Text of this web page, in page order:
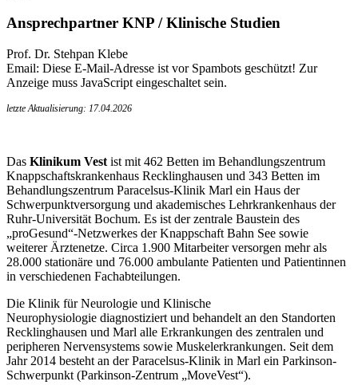
Ansprechpartner KNP / Klinische Studien
Prof. Dr. Stehpan Klebe
Email: Diese E-Mail-Adresse ist vor Spambots geschützt! Zur
Anzeige muss JavaScript eingeschaltet sein.
letzte Aktualisierung: 17.04.2026
Das Klinikum Vest ist mit 462 Betten im Behandlungszentrum
Knappschaftskrankenhaus Recklinghausen und 343 Betten im
Behandlungszentrum Paracelsus-Klinik Marl ein Haus der
Schwerpunktversorgung und akademisches Lehrkrankenhaus der
Ruhr-Universität Bochum. Es ist der zentrale Baustein des
„proGesund“-Netzwerkes der Knappschaft Bahn See sowie
weiterer Ärztenetze. Circa 1.900 Mitarbeiter versorgen mehr als
28.000 stationäre und 76.000 ambulante Patienten und Patientinnen
in verschiedenen Fachabteilungen.
Die Klinik für Neurologie und Klinische
Neurophysiologie diagnostiziert und behandelt an den Standorten
Recklinghausen und Marl alle Erkrankungen des zentralen und
peripheren Nervensystems sowie Muskelerkrankungen. Seit dem
Jahr 2014 besteht an der Paracelsus-Klinik in Marl ein Parkinson-
Schwerpunkt (Parkinson-Zentrum „MoveVest“).